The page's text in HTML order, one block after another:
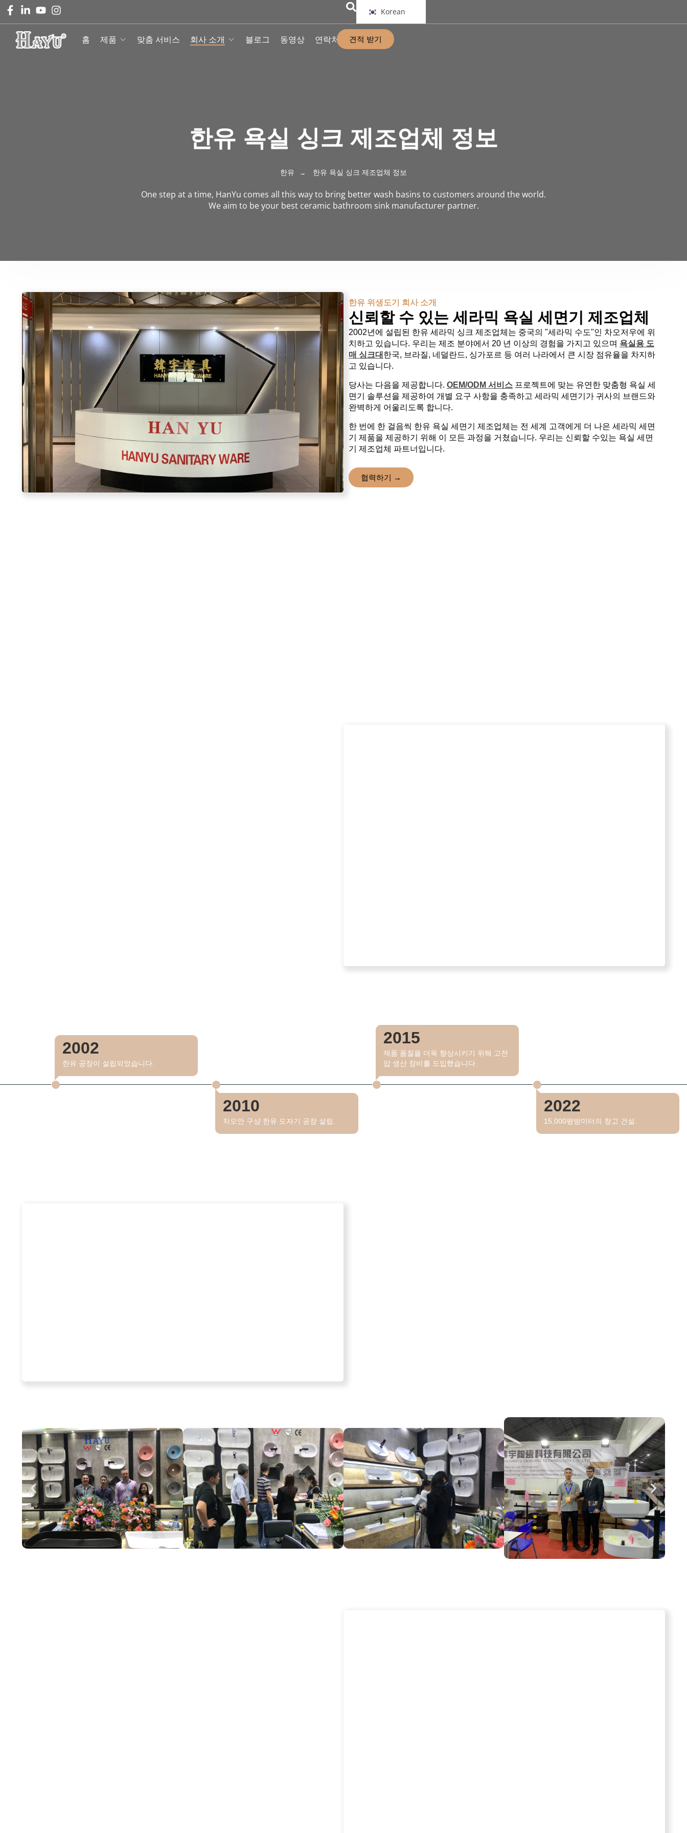
Korean
홈 제품 맞춤 서비스 회사 소개 블로그 동영상 연락처 견적 받기
한유 욕실 싱크 제조업체 정보
한유 한유 욕실 싱크 제조업체 정보
One step at a time, HanYu comes all this way to bring better wash basins to customers around the world.
We aim to be your best ceramic bathroom sink manufacturer partner.
한유 위생도기 회사 소개
신뢰할 수 있는 세라믹 욕실 세면기 제조업체
2002년에 설립된 한유 세라믹 싱크 제조업체는 중국의 "세라믹 수도"인 차오저우에 위
치하고 있습니다. 우리는 제조 분야에서 20 년 이상의 경험을 가지고 있으며 욕실용 도
매 싱크대 한국, 브라질, 네덜란드, 싱가포르 등 여러 나라에서 큰 시장 점유율을 차지하
고 있습니다.
당사는 다음을 제공합니다. OEM/ODM 서비스프로젝트에 맞는 유연한 맞춤형 욕실 세
면기 솔루션을 제공하여 개별 요구 사항을 충족하고 세라믹 세면기가 귀사의 브랜드와
완벽하게 어울리도록 합니다.
한 번에 한 걸음씩 한유 욕실 세면기 제조업체는 전 세계 고객에게 더 나은 세라믹 세면
기 제품을 제공하기 위해 이 모든 과정을 거쳤습니다. 우리는 신뢰할 수있는 욕실 세면
기 제조업체 파트너입니다.
협력하기 →
2002
한유 공장이 설립되었습니다.
2010
차오안 구샹 한유 도자기 공장 설립.
2015
제품 품질을 더욱 향상시키기 위해 고전
압 생산 장비를 도입했습니다.
2022
15,000평방미터의 창고 건설.